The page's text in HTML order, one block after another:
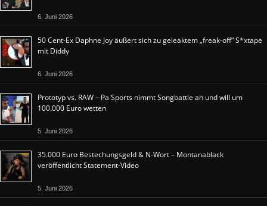
6. Juni 2026
50 Cent-Ex Daphne Joy äußert sich zu geleaktem „freak-off“ S*xtape
mit Diddy
6. Juni 2026
Prototyp vs. RAW – Pa Sports nimmt Songbattle an und will um
100.000 Euro wetten
5. Juni 2026
35.000 Euro Bestechungsgeld & N-Wort – Montanablack
veröffentlicht Statement-Video
5. Juni 2026